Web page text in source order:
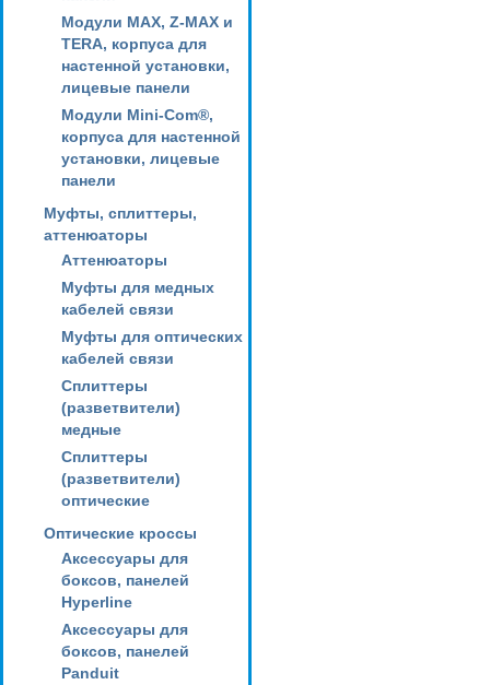
Модули MAX, Z-MAX и
TERA, корпуса для
настенной установки,
лицевые панели
Модули Mini-Com®,
корпуса для настенной
установки, лицевые
панели
Муфты, сплиттеры,
аттенюаторы
Аттенюаторы
Муфты для медных
кабелей связи
Муфты для оптических
кабелей связи
Сплиттеры
(разветвители)
медные
Сплиттеры
(разветвители)
оптические
Оптические кроссы
Аксессуары для
боксов, панелей
Hyperline
Аксессуары для
боксов, панелей
Panduit